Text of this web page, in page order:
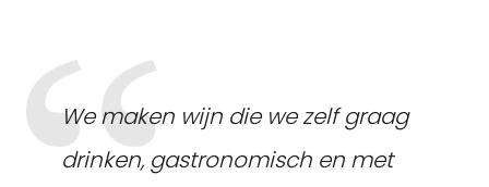
We maken wijn die we zelf graag
drinken, gastronomisch en met